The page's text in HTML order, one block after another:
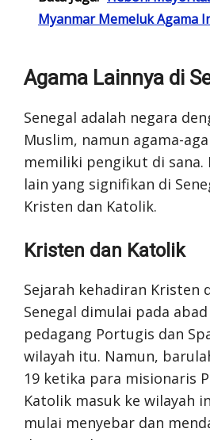
Myanmar Memeluk Agama
Agama Lainnya di
Senegal adalah negara
Muslim, namun agama-
memiliki pengikut di sana.
lain yang signifikan di
Kristen dan Katolik.
Kristen dan Katolik
Sejarah kehadiran Kristen
Senegal dimulai pada
pedagang Portugis dan
wilayah itu. Namun,
19 ketika para misionaris
Katolik masuk ke wilayah
mulai menyebar dan